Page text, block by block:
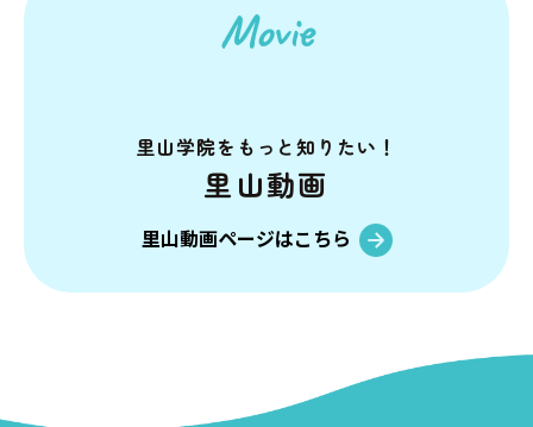
Movie
里山学院を もっと知りたい！
里山動画
里山動画ページはこちら